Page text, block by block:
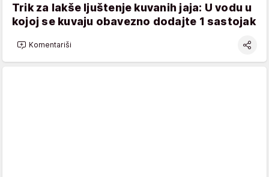
Trik za lakše ljuštenje kuvanih jaja: U vodu u
kojoj se kuvaju obavezno dodajte 1 sastojak
Komentariši